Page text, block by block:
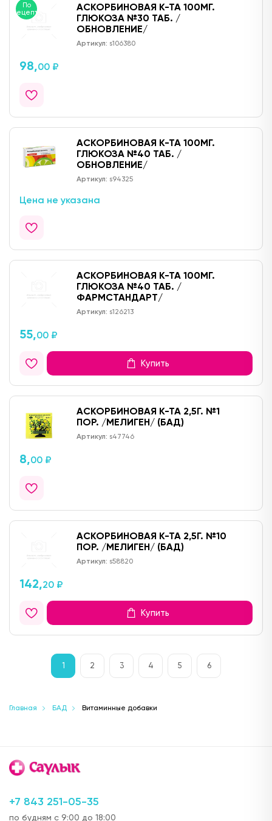
По
рецепту
АСКОРБИНОВАЯ К-ТА 100МГ.
ГЛЮКОЗА №30 ТАБ. /
ОБНОВЛЕНИЕ/
Артикул: s106380
98,00 ₽
АСКОРБИНОВАЯ К-ТА 100МГ.
ГЛЮКОЗА №40 ТАБ. /
ОБНОВЛЕНИЕ/
Артикул: s94325
Цена не указана
АСКОРБИНОВАЯ К-ТА 100МГ.
ГЛЮКОЗА №40 ТАБ. /
ФАРМСТАНДАРТ/
Артикул: s126213
55,00 ₽
Купить
АСКОРБИНОВАЯ К-ТА 2,5Г. №1
ПОР. /МЕЛИГЕН/ (БАД)
Артикул: s47746
8,00 ₽
АСКОРБИНОВАЯ К-ТА 2,5Г. №10
ПОР. /МЕЛИГЕН/ (БАД)
Артикул: s58820
142,20 ₽
Купить
1 2 3 4 5 6
Главная БАД Витаминные добавки
+7 843 251-05-35
по будням с 9:00 до 18:00